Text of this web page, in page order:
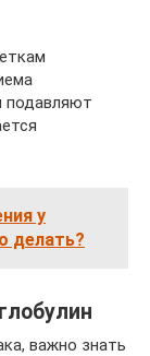
подавляют
у
делать?
важно знать